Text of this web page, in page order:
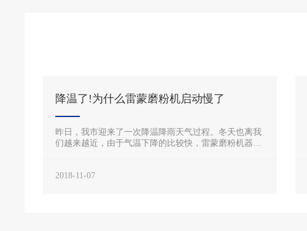
降温了!为什么雷蒙磨粉机启动慢了
昨日，我市迎来了一次降温降雨天气过程。冬天也离我
们越来越近，由于气温下降的比较快，雷蒙磨粉机器在
量是没有关系的，大多数是生产中的配置以及操作问题
2018-11-07